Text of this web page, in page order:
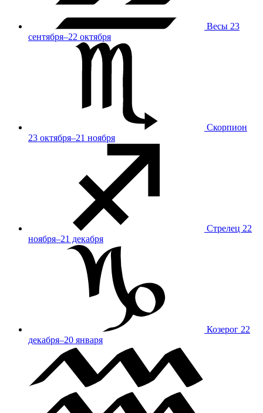
Весы 23
сентября–22 октября
Скорпион
23 октября–21 ноября
Стрелец 22
ноября–21 декабря
Козерог 22
декабря–20 января